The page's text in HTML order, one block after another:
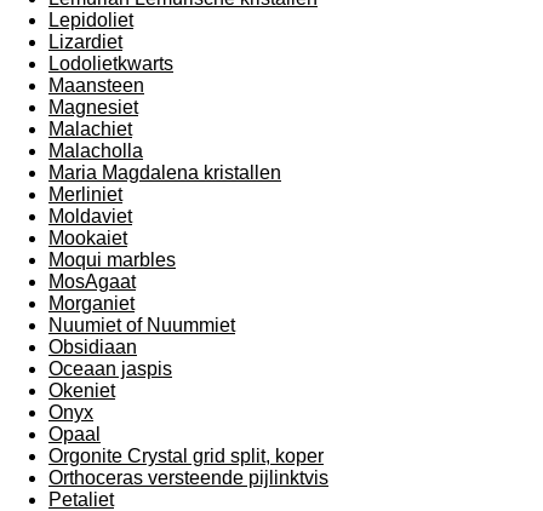
Lepidoliet
Lizardiet
Lodolietkwarts
Maansteen
Magnesiet
Malachiet
Malacholla
Maria Magdalena kristallen
Merliniet
Moldaviet
Mookaiet
Moqui marbles
MosAgaat
Morganiet
Nuumiet of Nuummiet
Obsidiaan
Oceaan jaspis
Okeniet
Onyx
Opaal
Orgonite Crystal grid split, koper
Orthoceras versteende pijlinktvis
Petaliet